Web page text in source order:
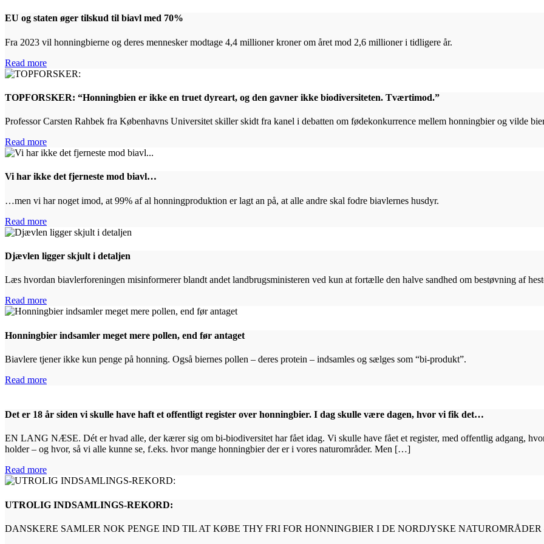
EU og staten øger tilskud til biavl med 70%
Fra 2023 vil honningbierne og deres mennesker modtage 4,4 millioner kroner om året mod 2,6 millioner i tidligere år.
Read more
TOPFORSKER: “Honningbien er ikke en truet dyreart, og den gavner ikke biodiversiteten. Tværtimod.”
Professor Carsten Rahbek fra Københavns Universitet skiller skidt fra kanel i debatten om fødekonkurrence mellem honningbier og vilde
Read more
Vi har ikke det fjerneste mod biavl…
…men vi har noget imod, at 99% af al honningproduktion er lagt an på, at alle andre skal fodre biavlernes husdyr.
Read more
Djævlen ligger skjult i detaljen
Læs hvordan biavlerforeningen misinformerer blandt andet landbrugsministeren ved kun at fortælle den halve sandhed om bestøvning af
Read more
Honningbier indsamler meget mere pollen, end før antaget
Biavlere tjener ikke kun penge på honning. Også biernes pollen – deres protein – indsamles og sælges som “bi-produkt”.
Read more
Det er 18 år siden vi skulle have haft et offentligt register over honningbier. I dag skulle være dagen, hvor vi fik det…
EN LANG NÆSE. Dét er hvad alle, der kærer sig om bi-biodiversitet har fået idag. Vi skulle have fået et register, med offentlig adgang,
holder – og hvor, så vi alle kunne se, f.eks. hvor mange honningbier der er i vores naturområder. Men […]
Read more
UTROLIG INDSAMLINGS-REKORD:
DANSKERE SAMLER NOK PENGE IND TIL AT KØBE THY FRI FOR HONNINGBIER I DE NORDJYSKE